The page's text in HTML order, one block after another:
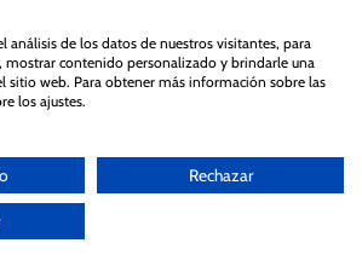
análisis de los datos de nuestros visitantes, para
contenido personalizado y brindarle una
sitio web. Para obtener más información sobre las
los ajustes.
Rechazar